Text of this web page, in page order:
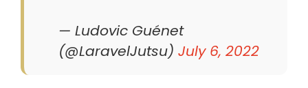
— Ludovic Guénet
(@LaravelJutsu) July 6, 2022